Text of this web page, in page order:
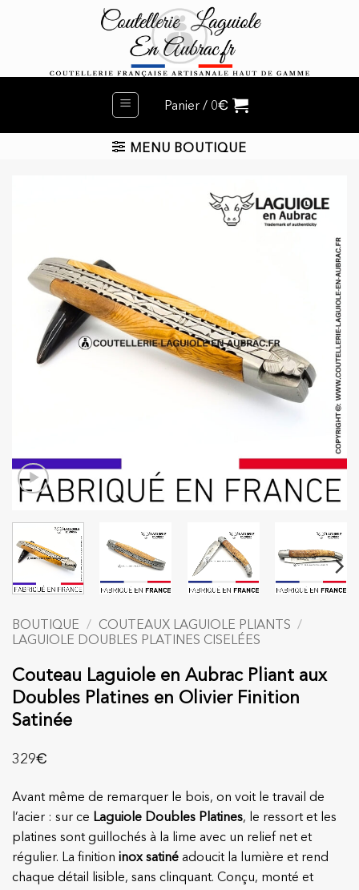
Panier / 0€
MENU BOUTIQUE
BOUTIQUE / COUTEAUX LAGUIOLE PLIANTS /
LAGUIOLE DOUBLES PLATINES CISELÉES
Couteau Laguiole en Aubrac Pliant aux
Doubles Platines en Olivier Finition
Satinée
329€
Avant même de remarquer le bois, on voit le travail de
l’acier : sur ce Laguiole Doubles Platines, le ressort et les
platines sont guillochés à la lime avec un relief net et
régulier. La finition inox satiné adoucit la lumière et rend
chaque détail lisible, sans clinquant. Conçu, monté et